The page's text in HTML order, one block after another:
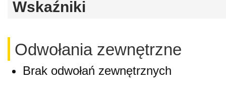
Wskaźniki
Odwołania zewnętrzne
Brak odwołań zewnętrznych